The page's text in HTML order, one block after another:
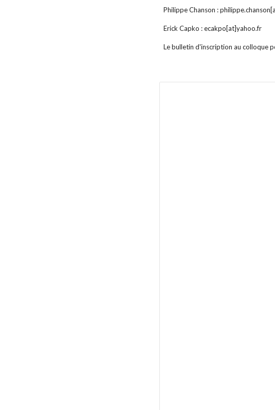
Philippe Chanson :
Erick Capko : ecakpo[at]yahoo.fr
Le bulletin d'inscription au colloque